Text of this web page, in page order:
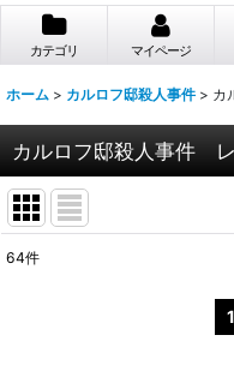
カテゴリ マイページ
ホーム > カルロフ邸殺人事件 > カ
カルロフ邸殺人事件
64件
1